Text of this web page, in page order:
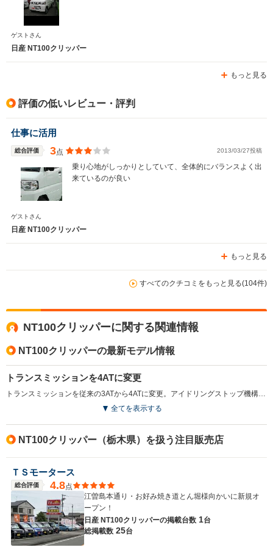
ゲストさん
日産 NT100クリッパー
もっと見る
評価の低いレビュー・評判
仕事に活用
総合評価 3点 2013/03/27投稿
乗り心地がしっかりとしていて、全体的にバランスよく出
来ているのが良い
ゲストさん
日産 NT100クリッパー
もっと見る
すべてのクチコミをもっと見る(104件)
NT100クリッパーに関する関連情報
NT100クリッパーの最新モデル情報
トランスミッションを4ATに変更
トランスミッションを従来の3ATから4ATに変更。アイドリングストップ機構が追加されたことで、WLTC燃費性能が14.2km/Lから15.7km/Lへと向上している。また、「GX」グレードのヘッドランプがハロゲンからLEDへと変更され、省エネルギー化と視認性向上の両立が図られている。（2022.4）
全てを表示する
NT100クリッパー（栃木県）を扱う注目販売店
ＴＳモータース
総合評価 4.8点
江曽島本通り・お好み焼き道とん堀様向かいに新規オ
ープン！
日産 NT100クリッパーの掲載台数 1台
総掲載数 25台